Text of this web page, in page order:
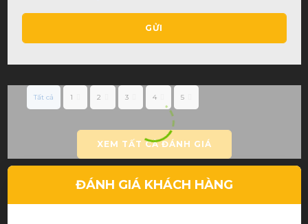
GỬI
Tất cả 1 2 3 4 5
XEM TẤT CẢ ĐÁNH GIÁ
ĐÁNH GIÁ KHÁCH HÀNG